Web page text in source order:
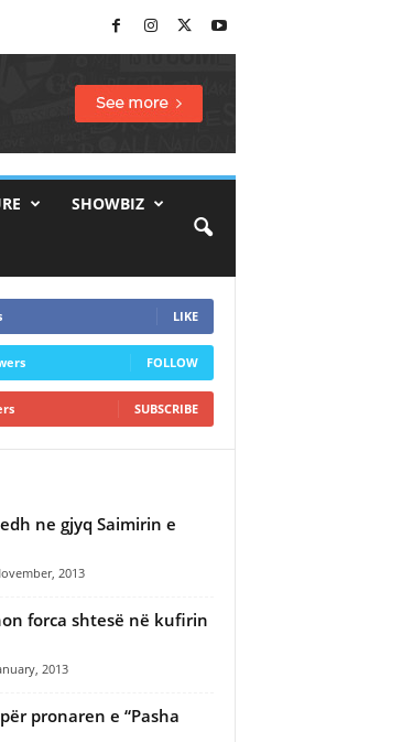
SHOWBIZ
LIKE
FOLLOW
SUBSCRIBE
ne gjyq Saimirin e
2013
forca shtesë në kufirin
2013
pronaren e “Pasha